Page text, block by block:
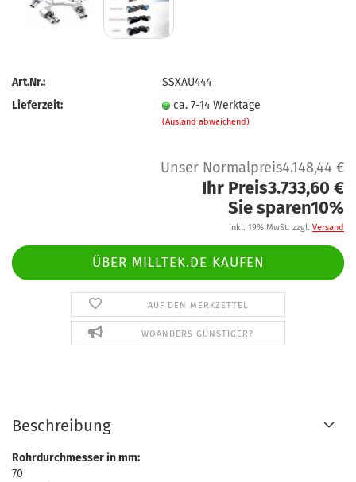
Art.Nr.:
SSXAU444
Lieferzeit:
ca. 7-14 Werktage
(Ausland abweichend)
Unser Normalpreis4.148,44 €
Ihr Preis3.733,60 €
Sie sparen10%
inkl. 19% MwSt. zzgl. Versand
ÜBER MILLTEK.DE KAUFEN
AUF DEN MERKZETTEL
WOANDERS GÜNSTIGER?
Beschreibung
Rohrdurchmesser in mm:
70